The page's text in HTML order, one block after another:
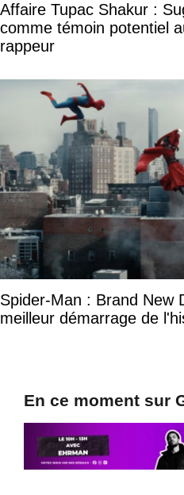
Affaire Tupac Shakur :
comme témoin potentiel
rappeur
Spider-Man : Brand New
meilleur démarrage de
En ce moment sur